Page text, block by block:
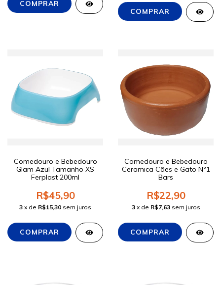
Comedouro e Bebedouro
Glam Azul Tamanho XS
Ferplast 200ml
R$45,90
3 x de R$15,30 sem juros
Comedouro e Bebedouro
Ceramica Cães e Gato Nº1
Bars
R$22,90
3 x de R$7,63 sem juros